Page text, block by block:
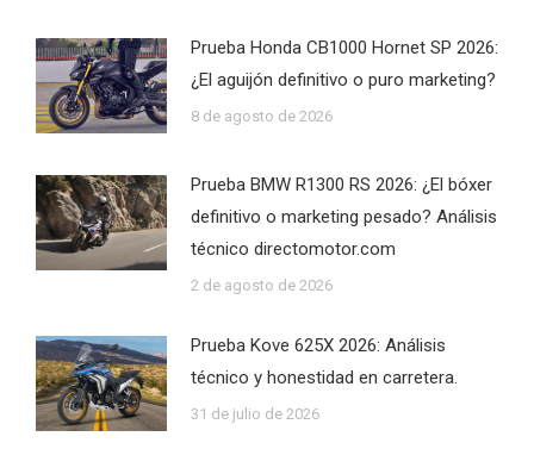
Prueba Honda CB1000 Hornet SP 2026:
¿El aguijón definitivo o puro marketing?
8 de agosto de 2026
Prueba BMW R1300 RS 2026: ¿El bóxer
definitivo o marketing pesado? Análisis
técnico directomotor.com
2 de agosto de 2026
Prueba Kove 625X 2026: Análisis
técnico y honestidad en carretera.
31 de julio de 2026